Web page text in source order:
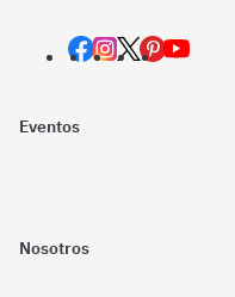
Eventos
Nosotros